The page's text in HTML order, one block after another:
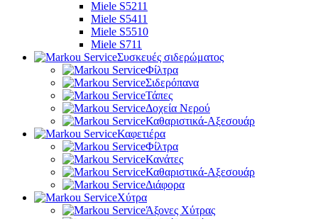
Miele S5211
Miele S5411
Miele S5510
Miele S711
Συσκευές σιδερώματος
Φίλτρα
Σιδερόπανα
Τάπες
Δοχεία Νερού
Καθαριστικά-Αξεσουάρ
Καφετιέρα
Φίλτρα
Κανάτες
Καθαριστικά-Αξεσουάρ
Διάφορα
Χύτρα
Άξονες Χύτρας